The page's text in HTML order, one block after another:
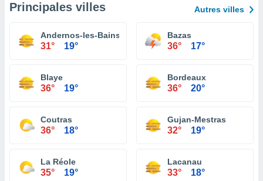
Principales villes Autres villes
Andernos-les-Bains
31° 19°
Bazas
36° 17°
Blaye
36° 19°
Bordeaux
36° 20°
Coutras
36° 18°
Gujan-Mestras
32° 19°
La Réole
35° 19°
Lacanau
33° 18°